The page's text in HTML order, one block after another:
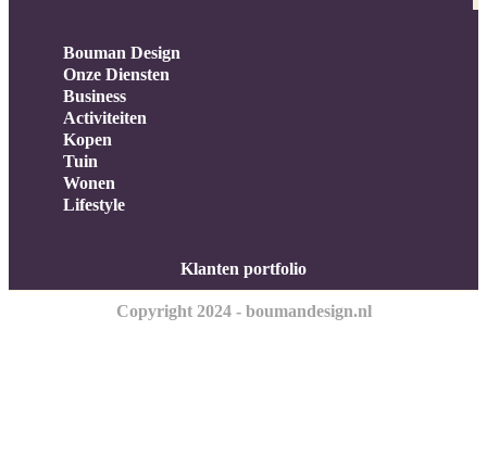
Bouman Design
Onze Diensten
Business
Activiteiten
Kopen
Tuin
Wonen
Lifestyle
Klanten portfolio
Copyright 2024 - boumandesign.nl